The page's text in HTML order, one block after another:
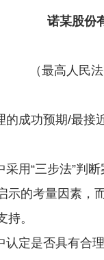
诺某股份
（最高人民
成功预期/最接
“三步法”判断
示的考量因素，
。
是否具有合理